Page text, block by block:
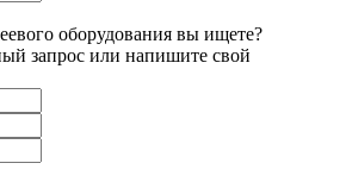
оборудования вы ищете?
запрос или напишите свой